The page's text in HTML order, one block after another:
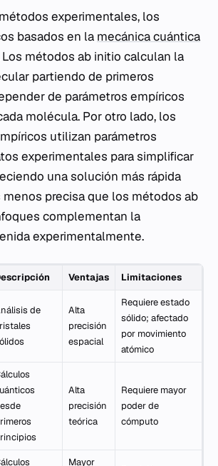
experimentales, los
basados en la mecánica cuántica
métodos ab initio calculan la
partiendo de primeros
de parámetros empíricos
molécula. Por otro lado, los
utilizan parámetros
experimentales para simplificar
una solución más rápida
precisa que los métodos ab
complementan la
experimentalmente.
Ventajas Limitaciones
de
Alta
precisión
espacial
Requiere estado
sólido; afectado
por movimiento
atómico
Alta
precisión
teórica
Requiere mayor
poder de
cómputo
Mayor